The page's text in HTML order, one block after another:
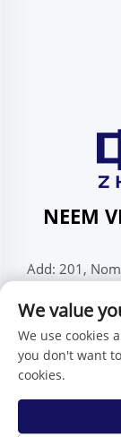
NEEM
Add: 201,
Guangdong,
Tel:+86-
E-pos:[email
Kopiereg ©
We value
We use cookies
you don't want
cookies.